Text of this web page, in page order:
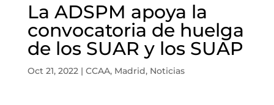
La ADSPM apoya la
convocatoria de huelga
de los SUAR y los SUAP
Oct 21, 2022| CCAA, Madrid, Noticias